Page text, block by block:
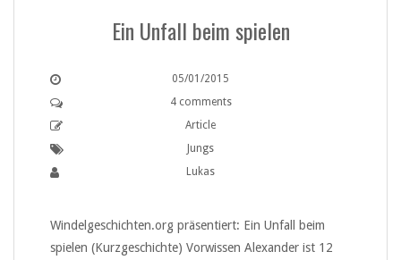
Ein Unfall beim spielen
05/01/2015
4 comments
Article
Jungs
Lukas
Windelgeschichten.org präsentiert: Ein Unfall beim
spielen (Kurzgeschichte) Vorwissen Alexander ist 12